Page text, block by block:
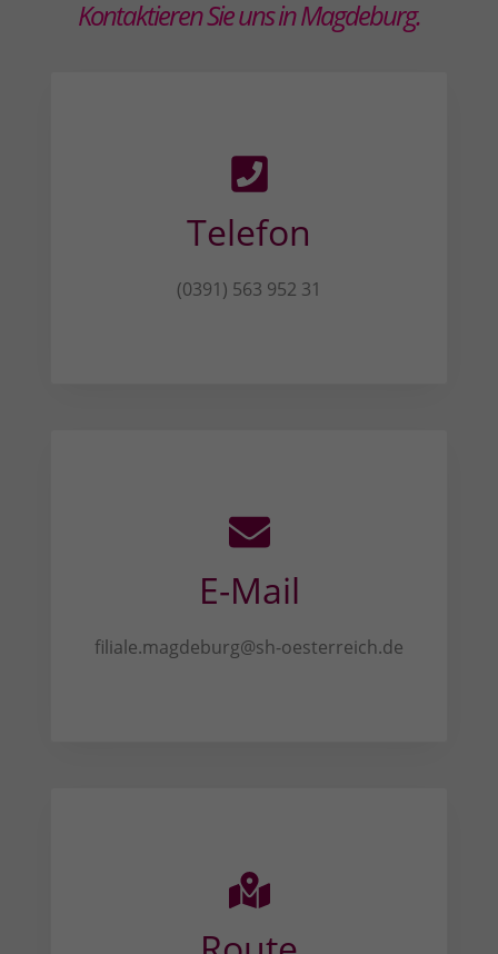
Kontaktieren Sie uns in Magdeburg.
Telefon
(0391) 563 952 31
E-Mail
filiale.magdeburg@sh-oesterreich.de